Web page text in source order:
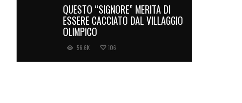
QUESTO “SIGNORE” MERITA DI
ESSERE CACCIATO DAL VILLAGGIO
OLIMPICO
56.6K 106